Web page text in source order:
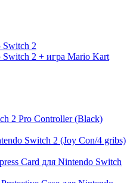
Switch 2
Switch 2 + игра Mario Kart
2 Pro Controller (Black)
Switch 2 (Joy Con/4 gribs)
Card для Nintendo Switch